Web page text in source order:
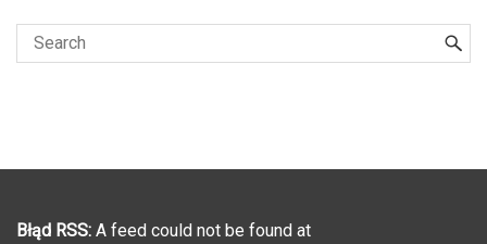
Błąd RSS: A feed could not be found at